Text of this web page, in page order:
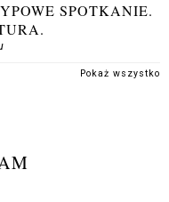
SPOTKANIE.
Pokaż wszystko